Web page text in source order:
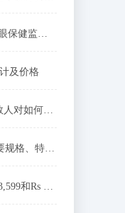
明基在印度Rs 17,500推出EW2775ZH眼保健监视器
及价格
推特: 人们知道我们的品牌，但大多数人对如何使用它一无所知
索尼Xperia XA Ultra在印度上市：主要规格、特点和价格
中兴Axon Mini和Blade V6分别以Rs 23,599和Rs 9,999推出